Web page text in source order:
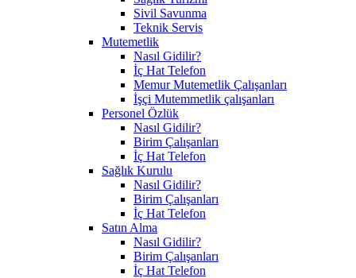
Sivil Savunma
Teknik Servis
Mutemetlik
Nasıl Gidilir?
İç Hat Telefon
Memur Mutemetlik Çalışanları
İşçi Mutemmetlik çalışanları
Personel Özlük
Nasıl Gidilir?
Birim Çalışanları
İç Hat Telefon
Sağlık Kurulu
Nasıl Gidilir?
Birim Çalışanları
İç Hat Telefon
Satın Alma
Nasıl Gidilir?
Birim Çalışanları
İç Hat Telefon